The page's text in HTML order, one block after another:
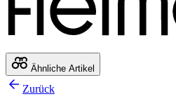
Ähnliche Artikel
Zurück